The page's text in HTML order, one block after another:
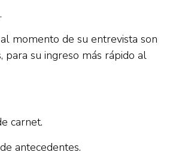
momento de su entrevista son
para su ingreso más rápido al
carnet.
antecedentes.